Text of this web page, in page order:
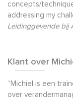
concepts/
addressing my
Leidinggevende bij
Klant over
“Michiel is een
over